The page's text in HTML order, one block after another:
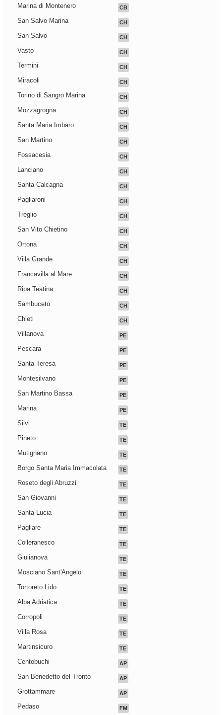
Marina di Montenero CB
San Salvo Marina CH
San Salvo CH
Vasto CH
Termini CH
Miracoli CH
Torino di Sangro Marina CH
Mozzagrogna CH
Santa Maria Imbaro CH
San Martino CH
Fossacesia CH
Lanciano CH
Santa Calcagna CH
Pagliaroni CH
Treglio CH
San Vito Chietino CH
Ortona CH
Villa Grande CH
Francavilla al Mare CH
Ripa Teatina CH
Sambuceto CH
Chieti CH
Villanova PE
Pescara PE
Santa Teresa PE
Montesilvano PE
San Martino Bassa PE
Marina PE
Silvi TE
Pineto TE
Mutignano TE
Borgo Santa Maria Immacolata TE
Roseto degli Abruzzi TE
San Giovanni TE
Santa Lucia TE
Pagliare TE
Colleranesco TE
Giulianova TE
Mosciano Sant'Angelo TE
Tortoreto Lido TE
Alba Adriatica TE
Corropoli TE
Villa Rosa TE
Martinsicuro TE
Centobuchi AP
San Benedetto del Tronto AP
Grottammare AP
Pedaso FM